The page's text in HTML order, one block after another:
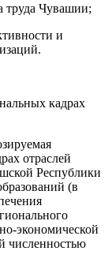
труда Чувашии;
и
кадрах
отраслей
Республики
(в
экономической
численностью